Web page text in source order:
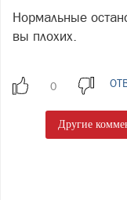
Нормальные
вы плохих.
Другие